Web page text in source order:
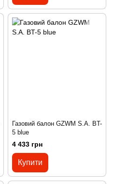
Газовий балон GZWM S.A. BT-
5 blue
4 433 грн
Купити